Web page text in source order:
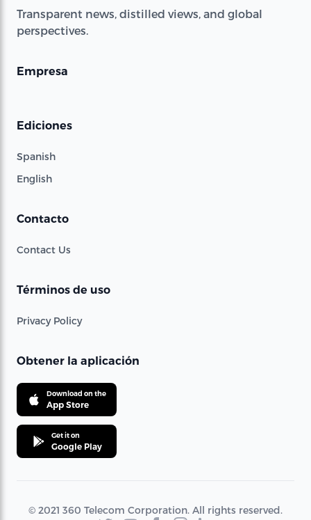
Transparent news, distilled views, and global
perspectives.
Empresa
Ediciones
Spanish
English
Contacto
Contact Us
Términos de uso
Privacy Policy
Obtener la aplicación
Download on the
App Store
Get it on
Google Play
© 2021 360 Telecom Corporation. All rights reserved.